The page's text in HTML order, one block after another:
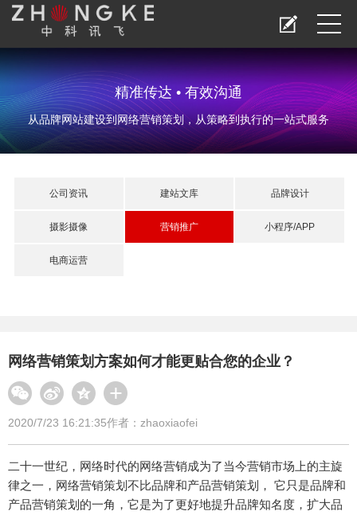
精准传达 • 有效沟通
从品牌网站建设到网络营销策划，从策略到执行的一站式服务
公司资讯 建站文库 品牌设计
摄影摄像 营销推广 小程序/APP
电商运营
网络营销策划方案如何才能更贴合您的企业？
作者：zhaoxiaofei
2020/7/23 16:21:35
二十一世纪，网络时代的网络营销成为了当今营销市场上的主旋
律之一，网络营销策划不比品牌和产品营销策划， 它只是品牌和
产品营销策划的一角，它是为了更好地提升品牌知名度，扩大品